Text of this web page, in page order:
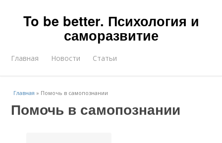
To be better. Психология и
саморазвитие
Главная Новости Статьи
Главная » Помочь в самопознании
Помочь в самопознании